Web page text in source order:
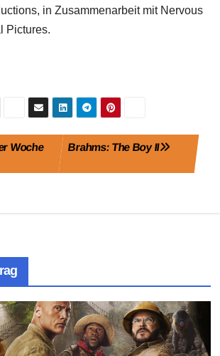
in Zusammenarbeit mit Nervous
Pictures.
Brahms: The Boy II
Woche